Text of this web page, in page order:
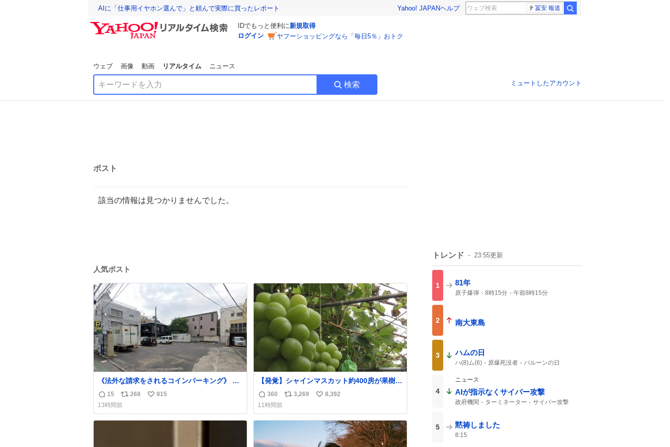
AIに「仕事用イヤホン選んで」と頼んで実際に買ったレポート Yahoo! JAPANヘルプ 冨安 報道
IDでもっと便利に新規取得
ログイン
ヤフーショッピングなら「毎日5％」おトク
ウェブ 画像 動画 リアルタイム ニュース
検索 ミュートしたアカウント
ポスト
該当の情報は見つかりませんでした。
人気ポスト
《法外な請求をされるコインパーキング》 各
営業所にも前から告知されていますが、Park
Link南青山の敷地内に一瞬でも車を乗り入れ
ると法外な請求をされ長時間拘束されます。
迎車で呼ばれた時やお客を降ろした際には十
返
信
数
15
リ
ポ
ス
268
い
ね
815
13時間前
【発覚】シャインマスカット約400房が果樹園
から盗まれる 栃木・佐野市
news.livedoor.com/article/detail… 被害に遭
った果樹園には防犯カメラなどはなく、シャ
インマスカットが盗まれた木には刃物などで
切られた跡が。市内で今年に入って同様の被
害は確認されておらず、警察はパトロールを
返
信
数
360
リ
ス
3,269
い
ね
8,392
11時間前
トレンド 23:55更新
1 81年
原子爆弾 8時15分
午前8時15分
2 南大東島
3 ハムの日
ハ(8)ム(6) 原爆死没者
バルーンの日
4
ニュース
AIが指示なくサイバー攻撃
政府機関 ターミネーター サイバー攻撃
5 黙祷しました
8:15